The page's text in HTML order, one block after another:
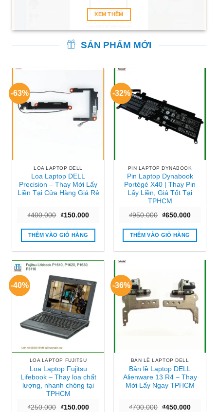
XEM THÊM
SẢN PHẨM MỚI
-63%
LOA LAPTOP DELL
Loa Laptop DELL
Precision – Thay Mới Lấy
Liền Tại Cửa Hàng Giá Rẻ
₫400.000 Giá
là:
₫400.000.
₫150.000Giá
tại
₫150.000.
THÊM VÀO GIỎ HÀNG
-32%
PIN LAPTOP DYNABOOK
Pin Laptop Dynabook
Portégé X40 | Thay Pin
Lấy Liền, Giá Tốt Tại
TPHCM
₫950.000 Giá
là:
₫950.000.
₫650.000Giá
tại
THÊM VÀO GIỎ HÀNG
-40%
LOA LAPTOP FUJITSU
Loa Laptop Fujitsu
Lifebook – Thay loa chất
lượng, nhanh chóng tại
TPHCM
₫250.000 Giá
₫150.000Giá
-36%
BẢN LỀ LAPTOP DELL
Bản lề Laptop DELL
Alienware 13 R4 – Thay
Mới Lấy Ngay TPHCM
₫700.000 Giá
₫450.000Giá